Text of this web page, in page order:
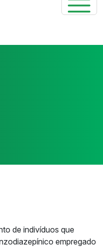
de indivíduos que
empregado